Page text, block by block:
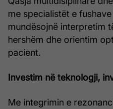
me specialistët e
mundësojnë interpretim
hershëm dhe orientim
pacient.
Investim në teknologji,
Me integrimin e